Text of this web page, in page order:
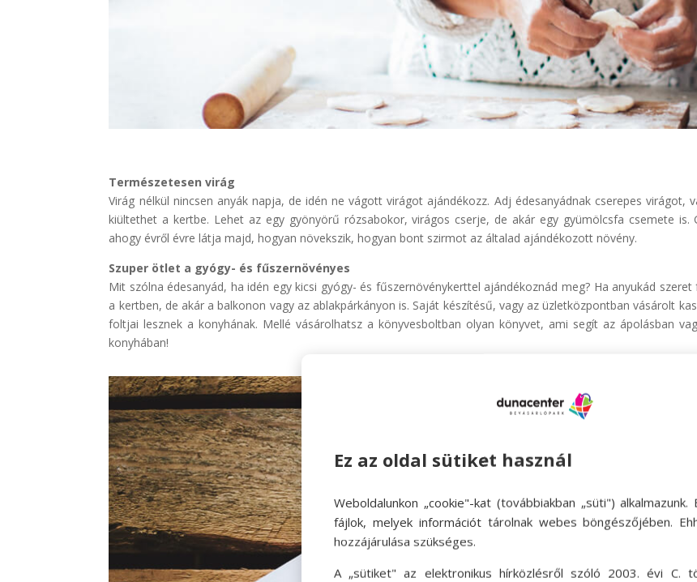
Természetesen virág
Virág nélkül nincsen anyák napja, de idén ne vágott virágot ajándékozz. Adj édesanyádnak cserepes virágot,
kiültethet a kertbe. Lehet az egy gyönyörű rózsabokor, virágos cserje, de akár egy gyümölcsfa csemete is.
ahogy évről évre látja majd, hogyan növekszik, hogyan bont szirmot az általad ajándékozott növény.
Szuper ötlet a gyógy- és fűszernövényes
Mit szólna édesanyád, ha idén egy kicsi gyógy- és fűszernövénykerttel ajándékoznád meg? Ha anyukád
a kertben, de akár a balkonon vagy az ablakpárkányon is. Saját készítésű, vagy az üzletközpontban vásárolt
foltjai lesznek a konyhának. Mellé vásárolhatsz a könyvesboltban olyan könyvet, ami segít az ápolásban
konyhában!
Ez az oldal sütiket használ
Weboldalunkon „cookie"-kat (továbbiakban „süti") alkalmazunk.
fájlok, melyek információt tárolnak webes böngészőjében.
hozzájárulása szükséges.
A „sütiket" az elektronikus hírközlésről szóló 2003. évi C.